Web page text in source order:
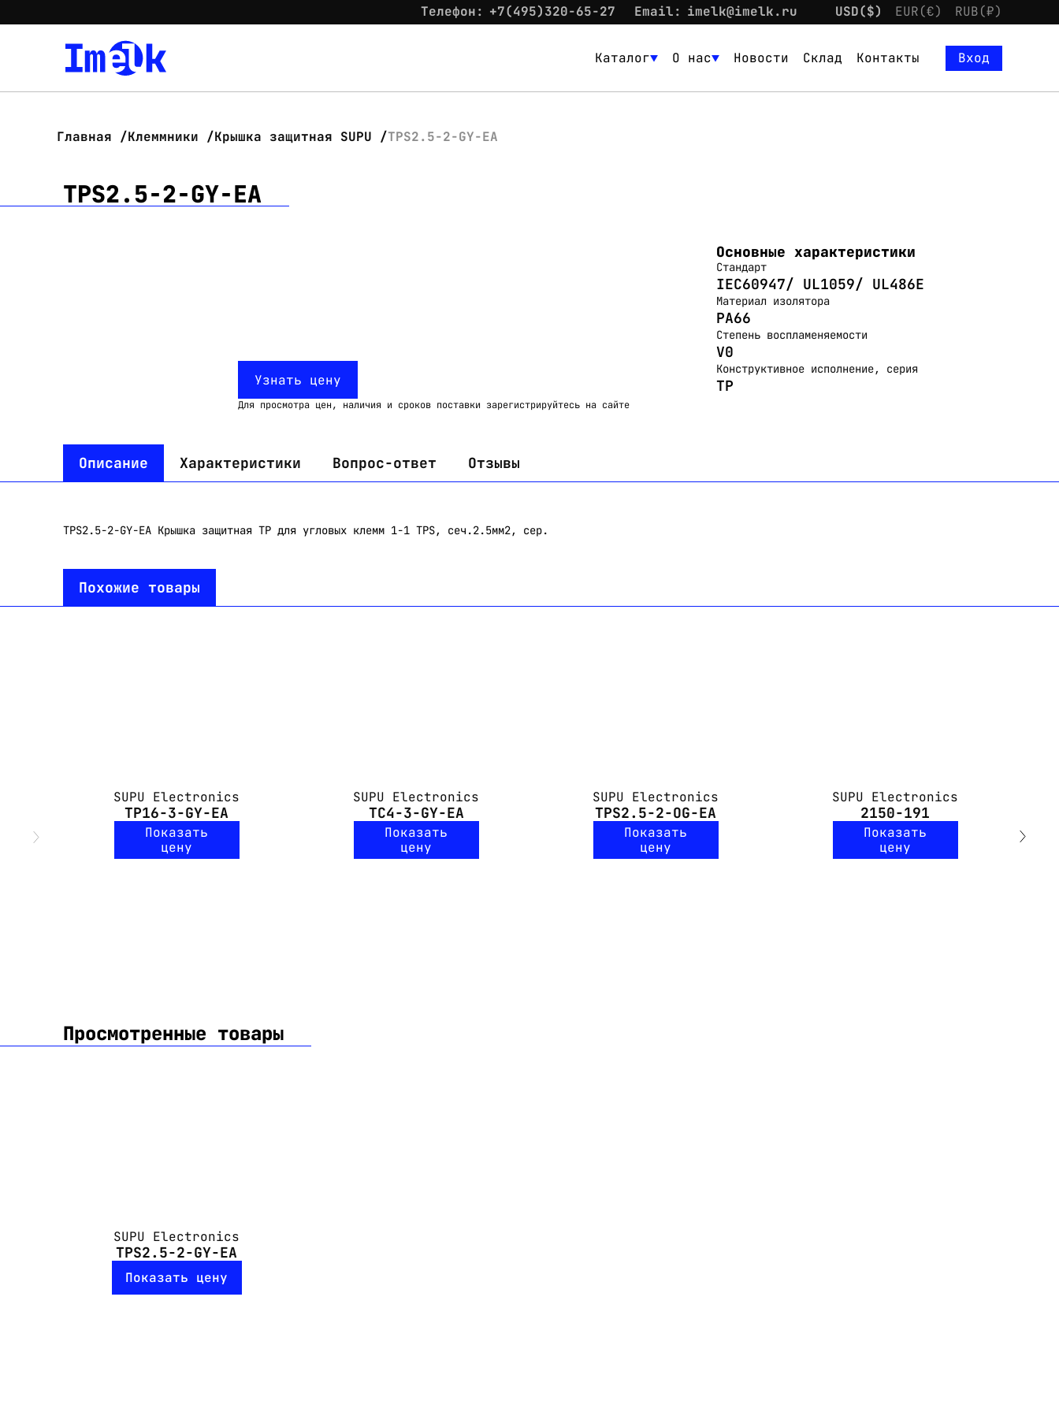
Телефон: +7(495)320-65-27 Email: imelk@imelk.ru USD($) EUR(€) RUB(₽)
Каталог О нас Новости Склад Контакты
Вход
USD($) EUR(€) RUB(₽)
Главная Клеммники Крышка защитная SUPU TPS2.5-2-GY-EA
TPS2.5-2-GY-EA
Узнать цену
Для просмотра цен, наличия и сроков поставки зарегистрируйтесь на сайте
Основные характеристики
Стандарт
IEC60947/ UL1059/ UL486E
Материал изолятора
PA66
Степень воспламеняемости
V0
Конструктивное исполнение, серия
TP
Описание Характеристики Вопрос-ответ Отзывы
TPS2.5-2-GY-EA Крышка защитная TP для угловых клемм 1-1 TPS, сеч.2.5мм2, сер.
Похожие товары
SUPU Electronics
TP16-3-GY-EA
Показать
цену
SUPU Electronics
TC4-3-GY-EA
Показать
цену
SUPU Electronics
TPS2.5-2-OG-EA
Показать
цену
SUPU Electronics
2150-191
Показать
цену
Просмотренные товары
SUPU Electronics
TPS2.5-2-GY-EA
Показать цену